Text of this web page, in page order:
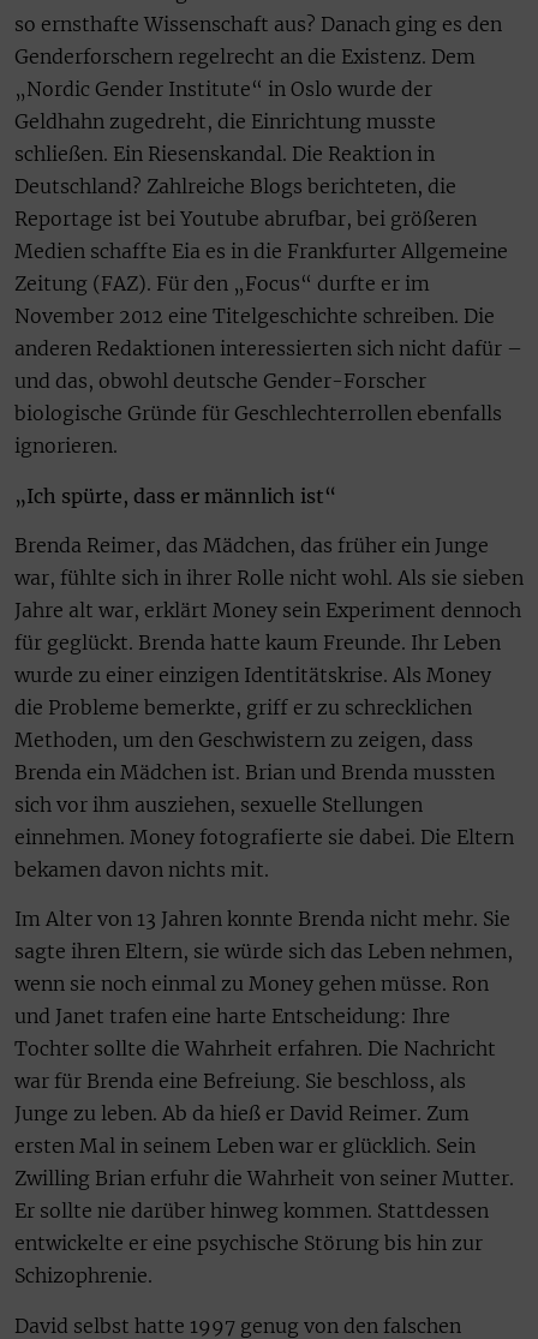
so ernsthafte Wissenschaft aus? Danach ging es den
Genderforschern regelrecht an die Existenz. Dem
„Nordic Gender Institute“ in Oslo wurde der
Geldhahn zugedreht, die Einrichtung musste
schließen. Ein Riesenskandal. Die Reaktion in
Deutschland? Zahlreiche Blogs berichteten, die
Reportage ist bei Youtube abrufbar, bei größeren
Medien schaffte Eia es in die Frankfurter Allgemeine
Zeitung (FAZ). Für den „Focus“ durfte er im
November 2012 eine Titelgeschichte schreiben. Die
anderen Redaktionen interessierten sich nicht dafür –
und das, obwohl deutsche Gender-Forscher
biologische Gründe für Geschlechterrollen ebenfalls
ignorieren.
„Ich spürte, dass er männlich ist“
Brenda Reimer, das Mädchen, das früher ein Junge
war, fühlte sich in ihrer Rolle nicht wohl. Als sie sieben
Jahre alt war, erklärt Money sein Experiment dennoch
für geglückt. Brenda hatte kaum Freunde. Ihr Leben
wurde zu einer einzigen Identitätskrise. Als Money
die Probleme bemerkte, griff er zu schrecklichen
Methoden, um den Geschwistern zu zeigen, dass
Brenda ein Mädchen ist. Brian und Brenda mussten
sich vor ihm ausziehen, sexuelle Stellungen
einnehmen. Money fotografierte sie dabei. Die Eltern
bekamen davon nichts mit.
Im Alter von 13 Jahren konnte Brenda nicht mehr. Sie
sagte ihren Eltern, sie würde sich das Leben nehmen,
wenn sie noch einmal zu Money gehen müsse. Ron
und Janet trafen eine harte Entscheidung: Ihre
Tochter sollte die Wahrheit erfahren. Die Nachricht
war für Brenda eine Befreiung. Sie beschloss, als
Junge zu leben. Ab da hieß er David Reimer. Zum
ersten Mal in seinem Leben war er glücklich. Sein
Zwilling Brian erfuhr die Wahrheit von seiner Mutter.
Er sollte nie darüber hinweg kommen. Stattdessen
entwickelte er eine psychische Störung bis hin zur
Schizophrenie.
David selbst hatte 1997 genug von den falschen